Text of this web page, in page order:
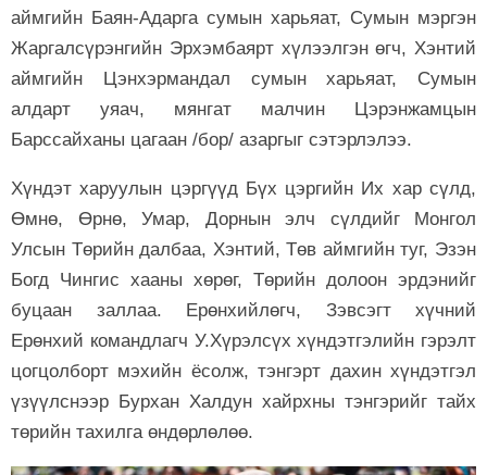
аймгийн Баян-Адарга сумын харьяат, Сумын мэргэн
Жаргалсүрэнгийн Эрхэмбаярт хүлээлгэн өгч, Хэнтий
аймгийн Цэнхэрмандал сумын харьяат, Сумын
алдарт уяач, мянгат малчин Цэрэнжамцын
Барссайханы цагаан /бор/ азаргыг сэтэрлэлээ.
Хүндэт харуулын цэргүүд Бүх цэргийн Их хар сүлд,
Өмнө, Өрнө, Умар, Дорнын элч сүлдийг Монгол
Улсын Төрийн далбаа, Хэнтий, Төв аймгийн туг, Эзэн
Богд Чингис хааны хөрөг, Төрийн долоон эрдэнийг
буцаан заллаа. Ерөнхийлөгч, Зэвсэгт хүчний
Ерөнхий командлагч У.Хүрэлсүх хүндэтгэлийн гэрэлт
цогцолборт мэхийн ёсолж, тэнгэрт дахин хүндэтгэл
үзүүлснээр Бурхан Халдун хайрхны тэнгэрийг тайх
төрийн тахилга өндөрлөлөө.